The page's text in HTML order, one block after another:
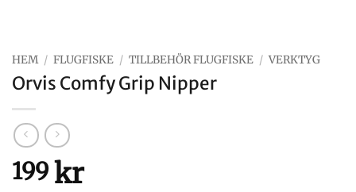
HEM / FLUGFISKE / TILLBEHÖR FLUGFISKE / VERKTYG
Orvis Comfy Grip Nipper
199kr